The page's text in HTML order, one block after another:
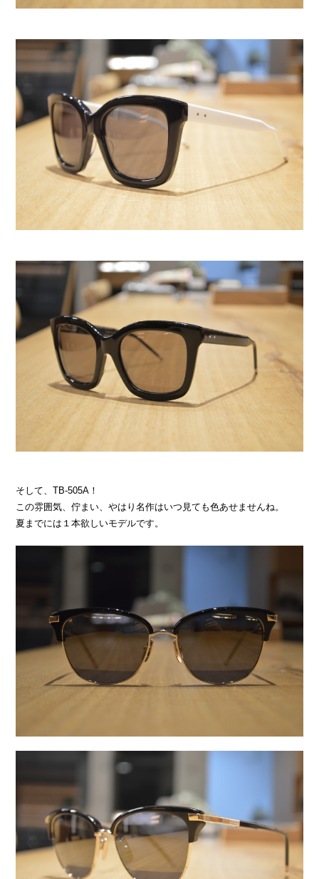
そして、TB-505A！
この雰囲気、佇まい、やはり名作はいつ見ても色あせませんね。
夏までには１本欲しいモデルです。